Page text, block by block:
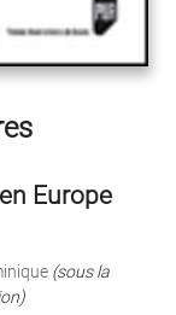
Europe
(sous la